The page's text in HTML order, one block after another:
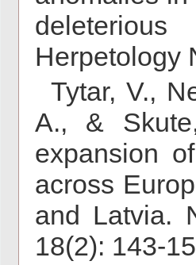
Herpetology
Tytar, V.,
A., &
expansion
across
and Latvia.
18(2): 143-